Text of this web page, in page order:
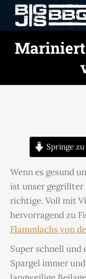
Springe
Wenn es gesund
ist unser gegrillter
richtige. Voll mit
hervorragend zu
Flammlachs von
Super schnell
Spargel immer